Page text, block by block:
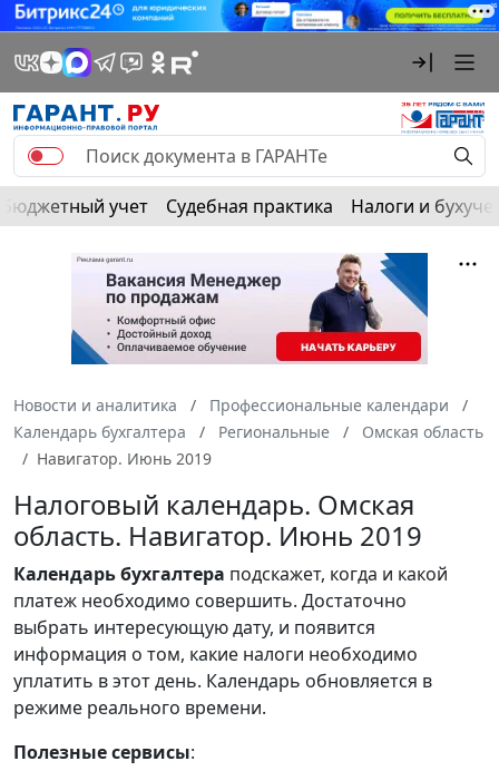
Бюджетный учет Судебная практика Налоги и
Новости и аналитика
Профессиональные календари
Календарь бухгалтера
Региональные
Омская область
Навигатор. Июнь 2019
Налоговый календарь. Омская
область. Навигатор. Июнь 2019
Календарьбухгалтера подскажет, когда и какой
платеж необходимо совершить. Достаточно
выбрать интересующую дату, и появится
информация о том, какие налоги необходимо
уплатить в этот день. Календарь обновляется в
режиме реального времени.
Полезные сервисы: